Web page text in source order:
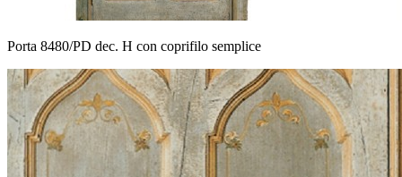
Porta 8480/PD dec. H con coprifilo semplice